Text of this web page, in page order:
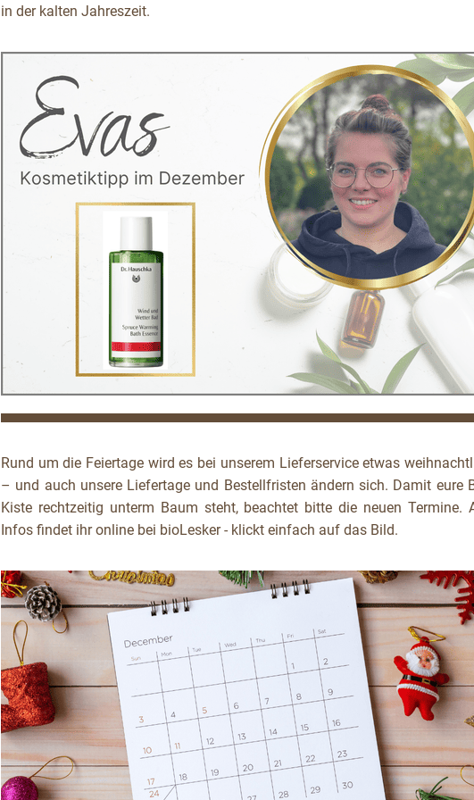
in der kalten Jahreszeit.
Rund um die Feiertage wird es bei unserem Lieferservice etwas
– und auch unsere Liefertage und Bestellfristen ändern sich. Damit eure
Kiste rechtzeitig unterm Baum steht, beachtet bitte die neuen Termine.
Infos findet ihr online bei bioLesker - klickt einfach auf das Bild.